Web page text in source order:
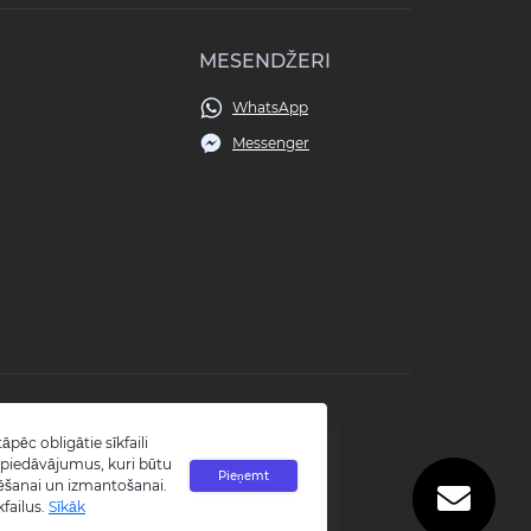
MESENDŽERI
WhatsApp
Messenger
obligātie sīkfaili
kuri būtu
un izmantošanai.
Sīkāk
Pieņemt